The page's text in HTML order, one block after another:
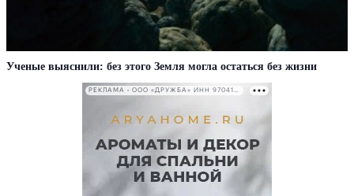
Ученые выяснили: без этого Земля могла остаться без жизни
РЕКЛАМА • ООО «ДРУЖБА» ИНН 9704146411